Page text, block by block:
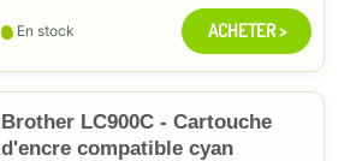
En stock ACHETER >
Brother LC900C - Cartouche
d'encre compatible cyan